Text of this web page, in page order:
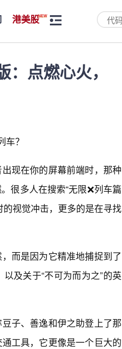
港美股
点燃心火，
？
现在你的屏幕前端时，那种
很多人在搜索“无限❌列车篇
视觉冲击，更多的是在寻找
而是因为它精准地捕捉到了
及关于“不可为而为之”的英
子、善逸和伊之助登上了那
工具，它更像是一个巨大的